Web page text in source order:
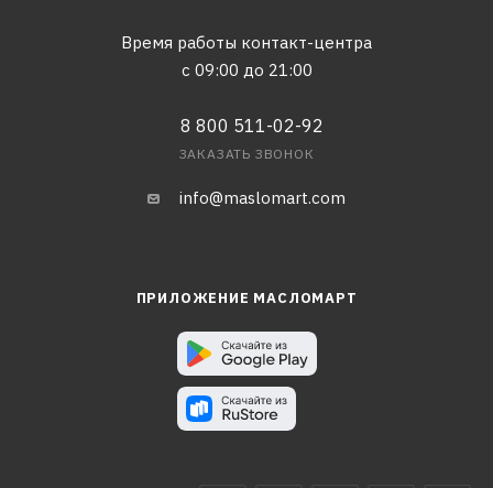
Время работы контакт-центра
с 09:00 до 21:00
8 800 511-02-92
ЗАКАЗАТЬ ЗВОНОК
info@maslomart.com
ПРИЛОЖЕНИЕ МАСЛОМАРТ